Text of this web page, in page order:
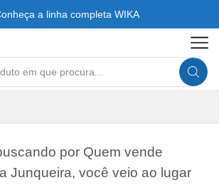
a linha completa WIKA
Search
por Quem vende
Junqueira, você veio ao lugar